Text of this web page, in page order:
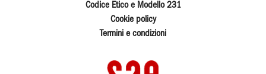
Codice Etico e Modello 231
Cookie policy
Termini e condizioni